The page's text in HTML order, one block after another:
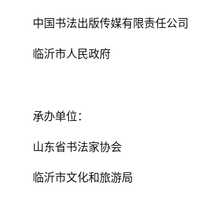
中国书法出版传媒有限责任公司
临沂市人民政府
承办单位：
山东省书法家协会
临沂市文化和旅游局